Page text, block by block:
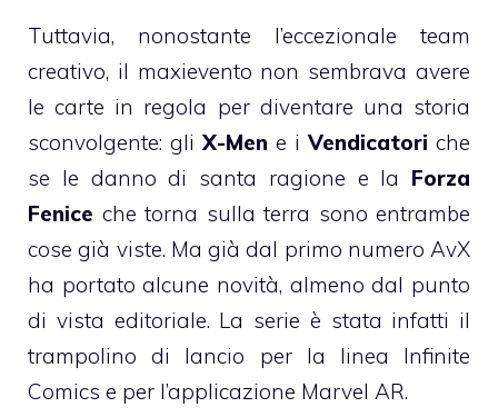
Tuttavia, nonostante l’eccezionale team
creativo, il maxievento non sembrava avere
le carte in regola per diventare una storia
sconvolgente: gliX-Men e iVendicatori che
se le danno di santa ragione e la Forza
Fenice che torna sulla terra sono entrambe
cose già viste. Ma già dal primo numero AvX
ha portato alcune novità, almeno dal punto
di vista editoriale. La serie è stata infatti il
trampolino di lancio per la linea Infinite
Comics e per l’applicazione Marvel AR.